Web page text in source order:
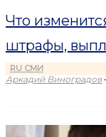
Что
штрафы,
RU СМИ
Аркадий Виноградов -